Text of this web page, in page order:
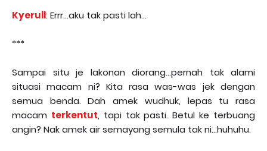
Kyerull: Errr...aku tak pasti lah...
***
Sampai situ je lakonan diorang...pernah tak alami
situasi macam ni? Kita rasa was-was jek dengan
semua benda. Dah amek wudhuk, lepas tu rasa
macam terkentut, tapi tak pasti. Betul ke terbuang
angin? Nak amek air semayang semula tak ni...huhuhu.